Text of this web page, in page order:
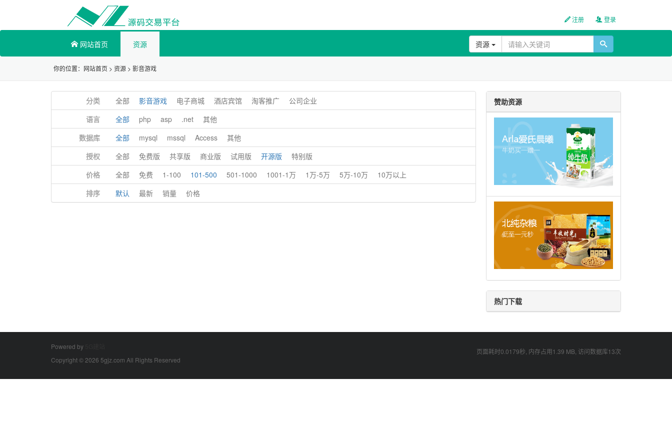
注册 登录
网站首页 资源 资源
你的位置： 网站首页 > 资源 > 影音游戏
分类 全部 影音游戏 电子商城 酒店宾馆 淘客推广
公司企业
语言
全部 php asp .net
其他
数据库
全部 mysql mssql Access
其他
授权
全部 免费版 共享版 商业版 试用版 开源版
特别版
价格
全部 免费 1-100 101-500 501-1000 1001-1万 1万-5万 5万-10万
10万以上
排序
默认 最新 销量 价格
赞助资源
热门下载
Powered by
Copyright © 2026 5gjz.com All Rights Reserved
页面耗时0.0179秒, 内存占用1.39 MB, 访问数据库13次